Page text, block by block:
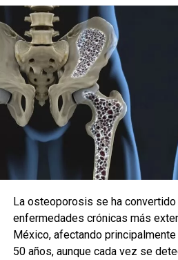
La osteoporosis se ha convertido
enfermedades crónicas más
México, afectando
50 años, aunque cada vez se